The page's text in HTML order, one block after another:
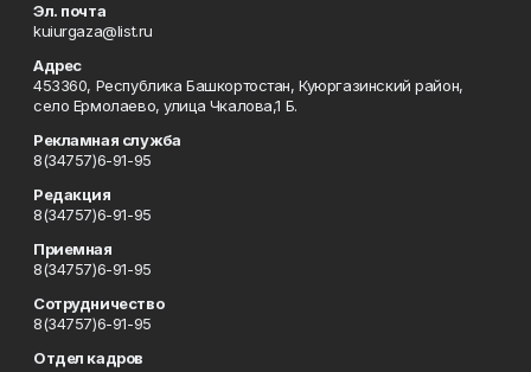
Эл. почта
kuiurgaza@list.ru
Адрес
453360, Республика Башкортостан, Куюргазинский район,
село Ермолаево, улица Чкалова,1 Б.
Рекламная служба
8(34757)6-91-95
Редакция
8(34757)6-91-95
Приемная
8(34757)6-91-95
Сотрудничество
8(34757)6-91-95
Отдел кадров